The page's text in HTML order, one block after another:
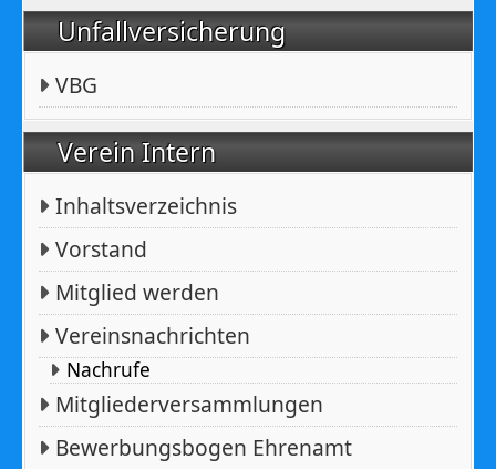
Unfallversicherung
VBG
Verein Intern
Inhaltsverzeichnis
Vorstand
Mitglied werden
Vereinsnachrichten
Nachrufe
Mitgliederversammlungen
Bewerbungsbogen Ehrenamt